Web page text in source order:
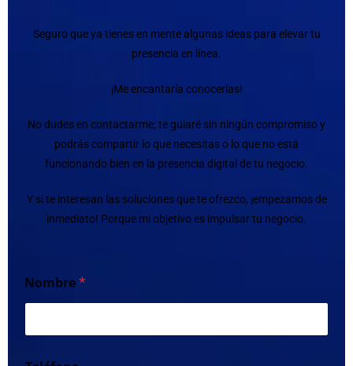
Seguro que ya tienes en mente algunas ideas para elevar tu
presencia en línea.
¡Me encantaría conocerlas!
No dudes en contactarme; te guiaré sin ningún compromiso y
podrás compartir lo que necesitas o lo que no está
funcionando bien en la presencia digital de tu negocio.
Y si te interesan las soluciones que te ofrezco, ¡empezamos de
inmediato! Porque mi objetivo es impulsar tu negocio.
Nombre*